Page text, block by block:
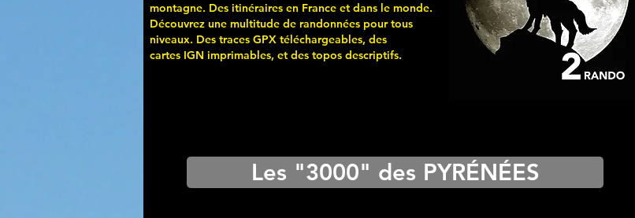
montagne. Des itinéraires en France et dans le monde.
Découvrez une multitude de randonnées pour tous
niveaux. Des traces GPX téléchargeables, des
cartes IGN imprimables, et des topos descriptifs.
Les "3000" des PYRÉNÉES